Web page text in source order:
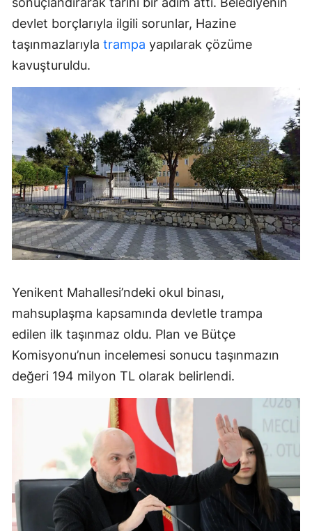
devlet borçlarıyla ilgili sorunlar, Hazine
taşınmazlarıyla trampa yapılarak çözüme
kavuşturuldu.
Yenikent Mahallesi’ndeki okul binası,
mahsuplaşma kapsamında devletle trampa
edilen ilk taşınmaz oldu. Plan ve Bütçe
Komisyonu’nun incelemesi sonucu taşınmazın
değeri 194 milyon TL olarak belirlendi.